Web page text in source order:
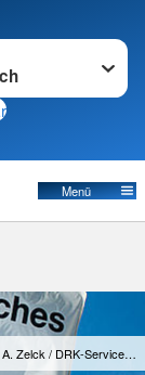
zu
Menü
A. Zelck / DRK-Service…